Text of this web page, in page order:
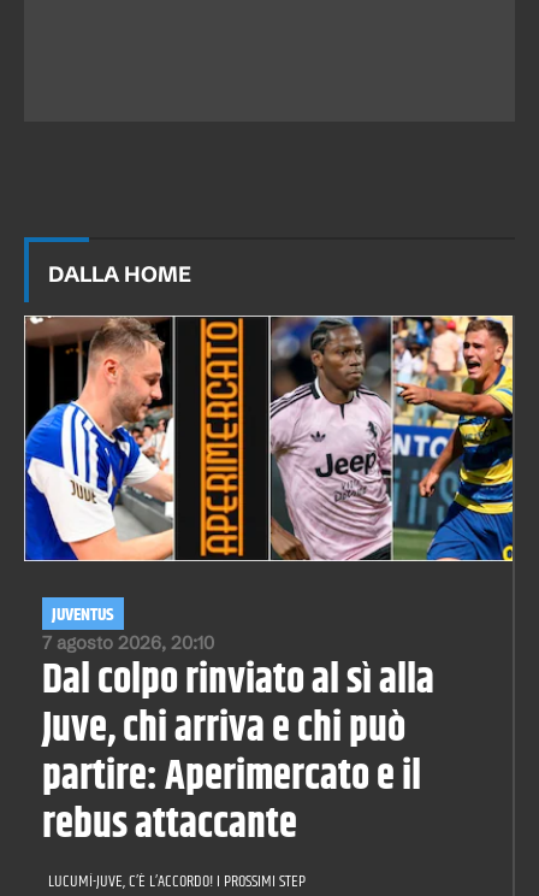
DALLA HOME
7 agosto 2026, 20:10
JUVENTUS
Dal colpo rinviato al sì alla
Juve, chi arriva e chi può
partire: Aperimercato e il
rebus attaccante
LUCUMÍ-JUVE, C’È L’ACCORDO! I PROSSIMI STEP